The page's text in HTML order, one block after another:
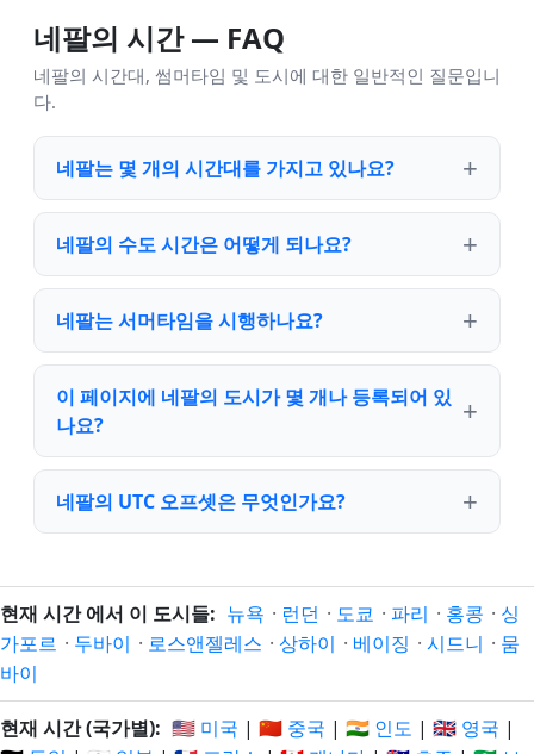
네팔의 시간 — FAQ
네팔의 시간대, 썸머타임 및 도시에 대한 일반적인 질문입니
다.
네팔는 몇 개의 시간대를 가지고 있나요?
네팔의 수도 시간은 어떻게 되나요?
네팔는 서머타임을 시행하나요?
이 페이지에 네팔의 도시가 몇 개나 등록되어 있
나요?
네팔의 UTC 오프셋은 무엇인가요?
현재 시간 에서 이 도시들: 뉴욕 · 런던 · 도쿄 · 파리 · 홍콩 · 싱
가포르 · 두바이 · 로스앤젤레스 · 상하이 · 베이징 · 시드니 · 뭄
바이
현재 시간 (국가별): 🇺🇸 미국 | 🇨🇳 중국 | 🇮🇳 인도 | 🇬🇧 영국 |